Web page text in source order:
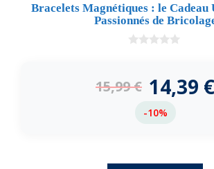
Bracelets Magnétiques : le Cadeau
Passionnés de
5
15,99€ 14,39 €
-10%